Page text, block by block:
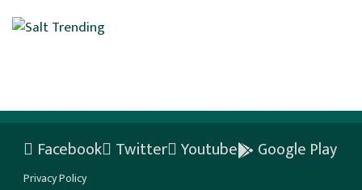
Facebook Twitter Youtube Google Play
Privacy Policy